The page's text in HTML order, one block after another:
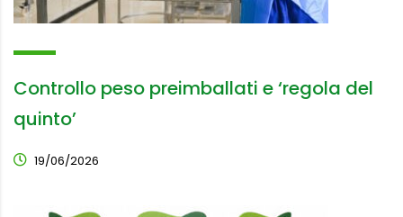
Controllo peso preimballati e ‘regola del
quinto’
19/06/2026